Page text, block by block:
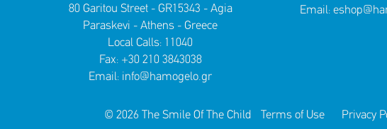
80 Garitou Street - GR15343 - Agia
Paraskevi - Athens - Greece
Local Calls: 11040
Fax: +30 210 3843038
Email: info@hamogelo.gr
Email:
© 2026 The Smile Of The Child Terms of Use Privacy